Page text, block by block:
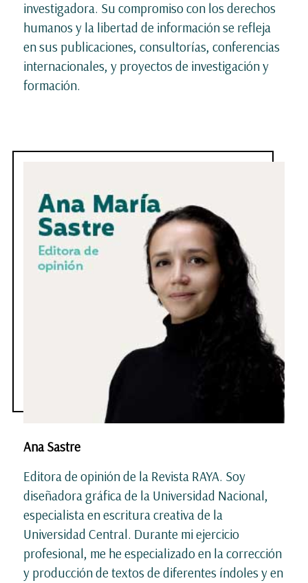
investigadora. Su compromiso con los derechos
humanos y la libertad de información se refleja
en sus publicaciones, consultorías, conferencias
internacionales, y proyectos de investigación y
formación.
Ana Sastre
Editora de opinión de la Revista RAYA. Soy
diseñadora gráfica de la Universidad Nacional,
especialista en escritura creativa de la
Universidad Central. Durante mi ejercicio
profesional, me he especializado en la corrección
y producción de textos de diferentes índoles y en